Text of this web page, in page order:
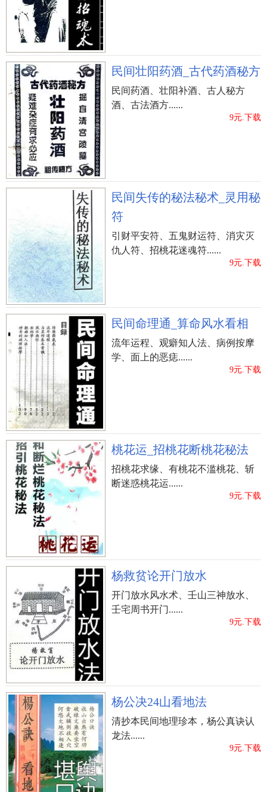
民间壮阳药酒_古代药酒秘方
民间药酒、壮阳补酒、古人秘方
酒、古法酒方......
9元.下载
民间失传的秘法秘术_灵用秘
符
引财平安符、五鬼财运符、消灾灭
仇人符、招桃花迷魂符......
9元.下载
民间命理通_算命风水看相
流年运程、观癖知人法、病例按摩
学、面上的恶痣......
9元.下载
桃花运_招桃花断桃花秘法
招桃花求缘、有桃花不滥桃花、斩
断迷惑桃花运......
9元.下载
杨救贫论开门放水
开门放水风水术、壬山三神放水、
壬宅周书开门......
9元.下载
杨公决24山看地法
清抄本民间地理珍本，杨公真诀认
龙法......
9元.下载